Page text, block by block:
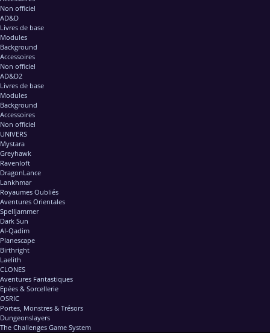
Non officiel
AD&D
Livres de base
Modules
Background
Accessoires
Non officiel
AD&D2
Livres de base
Modules
Background
Accessoires
Non officiel
UNIVERS
Mystara
Greyhawk
Ravenloft
DragonLance
Lankhmar
Royaumes Oubliés
Aventures Orientales
Spelljammer
Dark Sun
Al-Qadim
Planescape
Birthright
Laelith
CLONES
Aventures Fantastiques
Epées & Sorcellerie
OSRIC
Portes, Monstres & Trésors
Dungeonslayers
The Challenges Game System